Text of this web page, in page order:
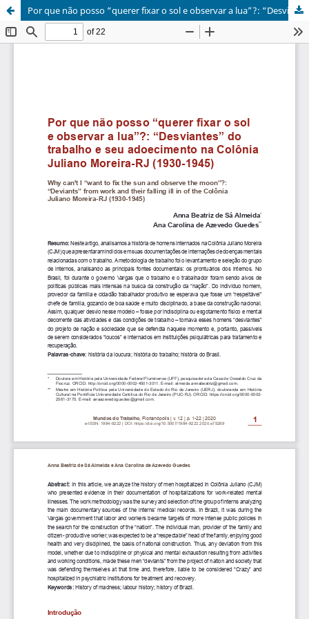
Por que não posso “querer fixar o sol e observar a lua”?: “Desviantes” do trabalho e seu adoecimento na Colônia Juliano Moreira-RJ (1930-1945)